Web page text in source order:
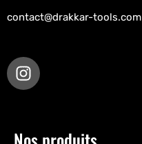
contact@drakkar-tools.com